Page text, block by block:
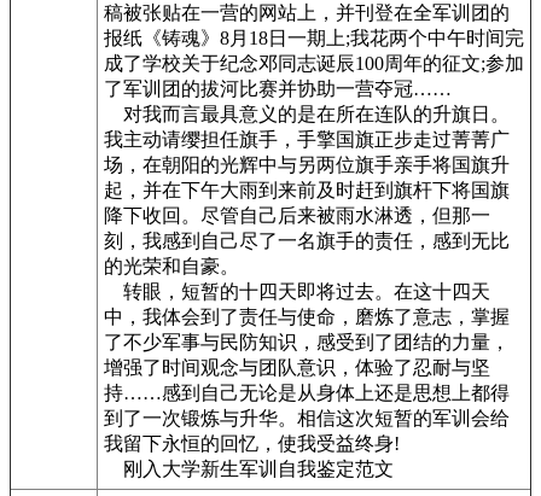
稿被张贴在一营的网站上，并刊登在全军训团的
报纸《铸魂》8月18日一期上;我花两个中午时间完
成了学校关于纪念邓同志诞辰100周年的征文;参加
了军训团的拔河比赛并协助一营夺冠……
对我而言最具意义的是在所在连队的升旗日。
我主动请缨担任旗手，手擎国旗正步走过菁菁广
场，在朝阳的光辉中与另两位旗手亲手将国旗升
起，并在下午大雨到来前及时赶到旗杆下将国旗
降下收回。尽管自己后来被雨水淋透，但那一
刻，我感到自己尽了一名旗手的责任，感到无比
的光荣和自豪。
转眼，短暂的十四天即将过去。在这十四天
中，我体会到了责任与使命，磨炼了意志，掌握
了不少军事与民防知识，感受到了团结的力量，
增强了时间观念与团队意识，体验了忍耐与坚
持……感到自己无论是从身体上还是思想上都得
到了一次锻炼与升华。相信这次短暂的军训会给
我留下永恒的回忆，使我受益终身!
刚入大学新生军训自我鉴定范文